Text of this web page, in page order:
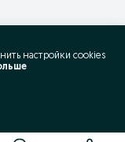
настройки cookies